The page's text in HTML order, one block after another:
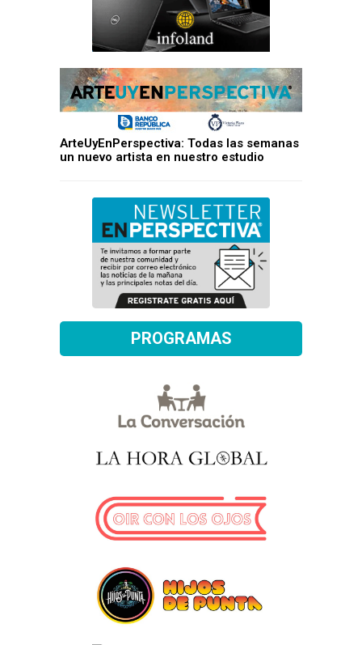
ArteUyEnPerspectiva: Todas las semanas
un nuevo artista en nuestro estudio
PROGRAMAS